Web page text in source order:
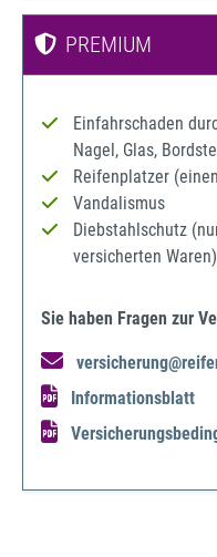
PREMIUM
Einfahrschaden
Nagel, Glas,
Reifenplatzer
Vandalismus
Diebstahlschutz
versicherten Waren)
Sie haben Fragen zur
Informationsblatt